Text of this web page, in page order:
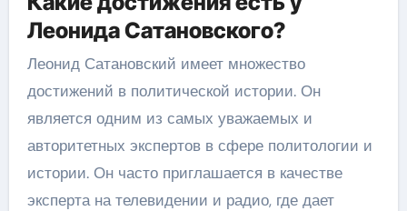
Леонида Сатановского?
Леонид Сатановский имеет множество
достижений в политической истории. Он
является одним из самых уважаемых и
авторитетных экспертов в сфере политологии и
истории. Он часто приглашается в качестве
эксперта на телевидении и радио, где дает